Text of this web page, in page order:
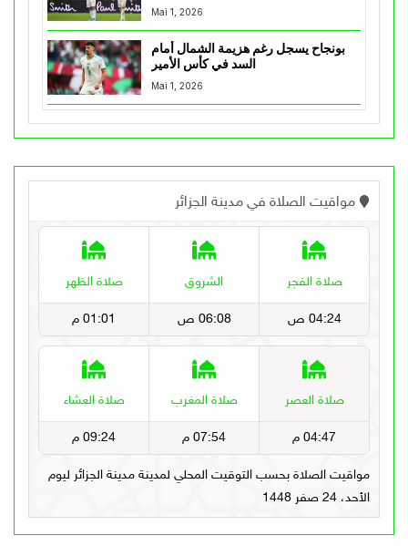
Mai 1, 2026
بونجاح يسجل رغم هزيمة الشمال أمام
السد في كأس الأمير
Mai 1, 2026